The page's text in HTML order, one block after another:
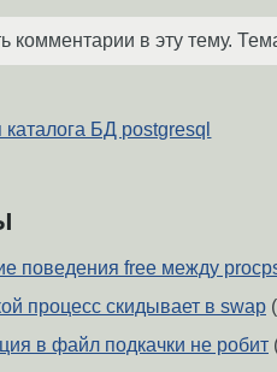
комментарии в эту тему.
БД postgresql
поведения free между
процесс скидывает в swap
в файл подкачки не робит